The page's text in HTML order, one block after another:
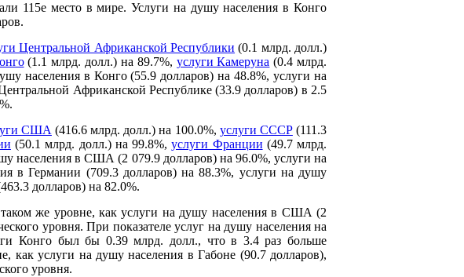
115е место в мире. Услуги на душу населения в Конго
Центральной Африканской Республики (0.1 млрд. долл.)
(1.1 млрд. долл.) на 89.7%, услуги Камеруна (0.4 млрд.
населения в Конго (55.9 долларов) на 48.8%, услуги на
Африканской Республике (33.9 долларов) в 2.5
США (416.6 млрд. долл.) на 100.0%, услуги СССР(111.3
(50.1 млрд. долл.) на 99.8%,услуги Франции (49.7 млрд.
населения в США (2 079.9 долларов) на 96.0%, услуги на
в Германии (709.3 долларов) на 88.3%, услуги на душу
долларов) на 82.0%.
же уровне, как услуги на душу населения в США (2
уровня. При показателе услуг на душу населения на
Конго был бы 0.39 млрд. долл., что в 3.4 раз больше
как услуги на душу населения в Габоне (90.7 долларов),
уровня.